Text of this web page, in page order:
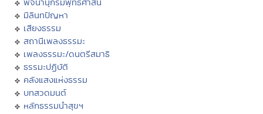
มิลินทปัญหา
เสียงธรรม
สถานีเพลงธรรมะ
เพลงธรรมะ/ดนตรีสมาธิ
ธรรมะปฏิบัติ
คลังแสงแห่งธรรม
บทสวดมนต์
หลักธรรมนำสุขฯ